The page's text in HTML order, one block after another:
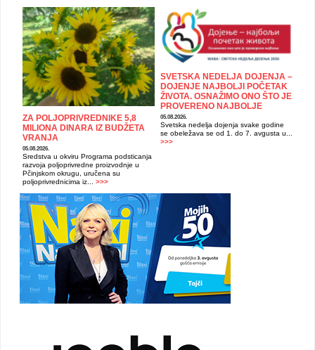
ZA POLJOPRIVREDNIKE 5,8
MILIONA DINARA IZ BUDŽETA
VRANJA
05.08.2026.
Sredstva u okviru Programa podsticanja
razvoja poljoprivredne proizvodnje u
Pčinjskom okrugu, uručena su
poljoprivrednicima iz... >>>
SVETSKA NEDELJA DOJENJA –
DOJENJE NAJBOLJI POČETAK
ŽIVOTA. OSNAŽIMO ONO ŠTO JE
PROVERENO NAJBOLJE
05.08.2026.
Svetska nedelja dojenja svake godine
se obeležava se od 1. do 7. avgusta u...
>>>